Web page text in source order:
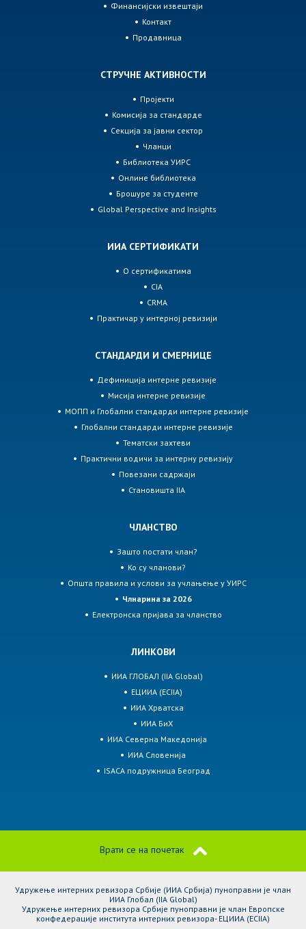
Финансијски извештаји
Контакт
Продавница
СТРУЧНЕ АКТИВНОСТИ
Пројекти
Комисија за стандарде
Секција за јавни сектор
Чланци
Библиотека УИРС
Онлине библиотека
Брошуре за студенте
Global Perspective and Insights
ИИА СЕРТИФИКАТИ
О сертификатима
CIA
CRMA
Практичар у интерној ревизији
СТАНДАРДИ И СМЕРНИЦЕ
Дефиниција интерне ревизије
Мисија интерне ревизије
МОПП и Глобални стандарди интерне ревизије
Глобални стандарди интерне ревизије
Тематски захтеви
Практични водичи за интерну ревизију
Повезани садржаји
Становишта IIA
ЧЛАНСТВО
Зашто постати члан?
Ко су чланови?
Општа правила и услови за учлањење у УИРС
Члнарина за 2026
Електронска пријава за чланство
ЛИНКОВИ
ИИА ГЛОБАЛ (IIA Global)
ЕЦИИА (ECIIA)
ИИА Хрватска
ИИА БиХ
ИИА Северна Македонија
ИИА Словенија
ISACA подружница Београд
Врати се на почетак
Удружење интерних ревизора Србије (ИИА Србија) пуноправни је члан
ИИА Глобал (IIA Global)
Удружење интерних ревизора Србије пуноправни је члан Европске
конфедерације института интерних ревизора- ЕЦИИА (ЕCIIA)